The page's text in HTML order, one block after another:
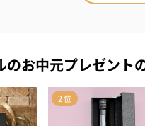
のお中元プレゼント